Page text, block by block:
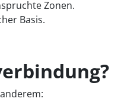
Zonen.
Basis.